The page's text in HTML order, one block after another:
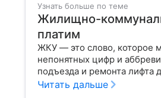
Узнать больше по теме
Жилищно-
платим
ЖКУ — это слово, которое
непонятных цифр и
подъезда и ремонта лифта
Читать дальше